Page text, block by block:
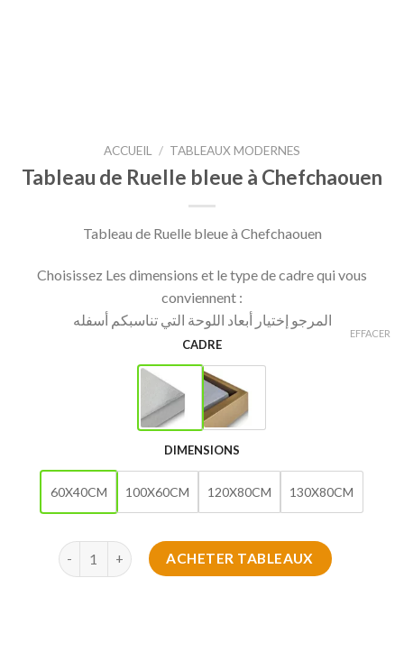
ACCUEIL / TABLEAUX MODERNES
Tableau de Ruelle bleue à Chefchaouen
Tableau de Ruelle bleue à Chefchaouen
Choisissez Les dimensions et le type de cadre qui vous
conviennent :
المرجو إختيار أبعاد اللوحة التي تناسبكم أسفله
CADRE
DIMENSIONS
60X40CM 100X60CM 120X80CM 130X80CM
EFFACER
quantité de Tableau de Ruelle bleue à Chefchaouen
ACHETER TABLEAUX